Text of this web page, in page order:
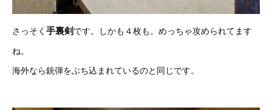
さっそく 手裏剣 です。しかも４枚も。めっちゃ攻められてます
ね。
海外なら銃弾をぶち込まれているのと同じです。